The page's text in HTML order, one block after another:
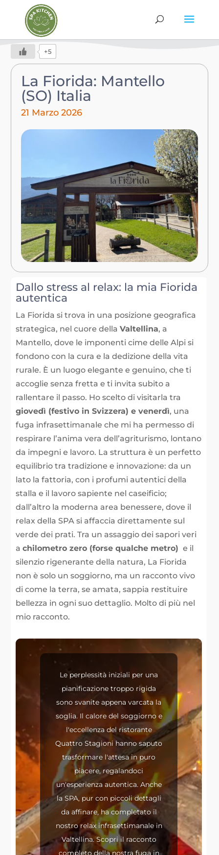
+5
La Fiorida: Mantello
(SO) Italia
21 Marzo 2026
Dallo stress al relax: la mia Fiorida
autentica
La Fiorida si trova in una posizione geografica
strategica, nel cuore dellaValtellina, a
Mantello, dove le imponenti cime delle Alpi si
fondono con la cura e la dedizione della vita
rurale. È un luogo elegante e genuino, che ti
accoglie senza fretta e ti invita subito a
rallentare il passo. Ho scelto di visitarla tra
giovedì (festivo in Svizzera) e venerdì, una
fuga infrasettimanale che mi ha permesso di
respirare l’anima vera dell’agriturismo, lontano
da impegni e lavoro. La struttura è un perfetto
equilibrio tra tradizione e innovazione: da un
lato la fattoria, con i profumi autentici della
stalla e il lavoro sapiente nel caseificio;
dall’altro la moderna area benessere, dove il
relax della SPA si affaccia direttamente sul
verde dei prati. Tra un assaggio dei sapori veri
achilometro zero (forse qualche metro) e il
silenzio rigenerante della natura, La Fiorida
non è solo un soggiorno, ma un racconto vivo
di come la terra, se amata, sappia restituire
bellezza in ogni suo dettaglio. Molto di più nel
mio racconto.
Le perplessità iniziali per una
pianificazione troppo rigida
sono svanite appena varcata la
soglia. Il calore del soggiorno e
l'eccellenza del ristorante
Quattro Stagioni hanno saputo
trasformare l'attesa in puro
piacere, regalandoci
un'esperienza autentica. Anche
la SPA, pur con piccoli dettagli
da affinare, ha completato il
nostro relax infrasettimanale in
Valtellina. Scopri il racconto
completo della nostra fuga in